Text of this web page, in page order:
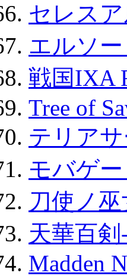
セレス
エルソ
戦国IXA
Tree of
テリア
モバゲ
刀使ノ
天華百剣
Madden